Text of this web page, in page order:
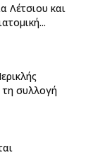
Λέτσιου και
συλλογή